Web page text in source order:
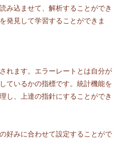
み込ませて、解析することができ
発見して学習することができま
れます。エラーレートとは自分が
ているかの指標です。統計機能を
し、上達の指針にすることができ
好みに合わせて設定することがで